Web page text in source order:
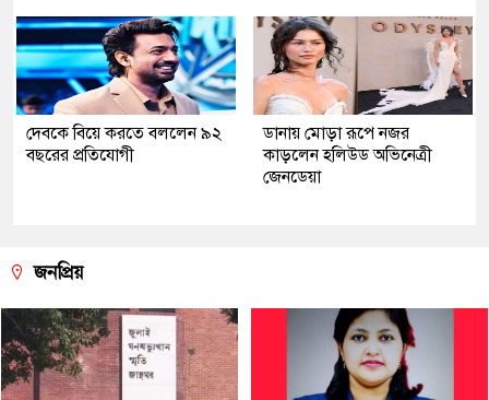
দেবকে বিয়ে করতে বললেন ৯২
বছরের প্রতিযোগী
ডানায় মোড়া রূপে নজর
কাড়লেন হলিউড অভিনেত্রী
জেনডেয়া
জনপ্রিয়